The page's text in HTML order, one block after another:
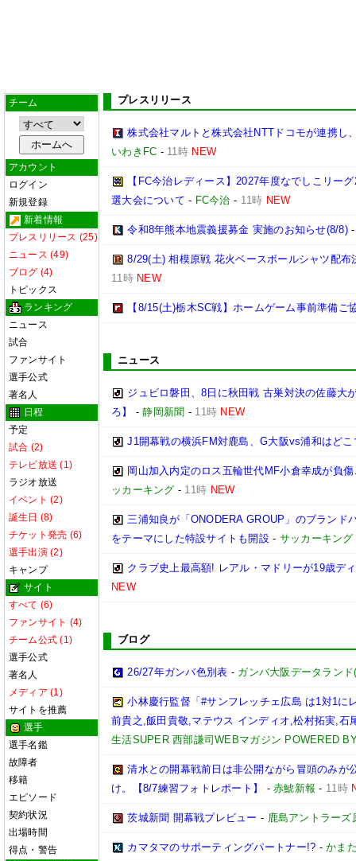
チーム
アカウント
ログイン
新規登録
新着情報
プレスリリース (25)
ニュース (49)
ブログ (4)
トピックス
ランキング
ニュース
試合
ファンサイト
選手公式
著名人
日程
予定
試合 (2)
テレビ放送 (1)
ラジオ放送
イベント (2)
誕生日 (8)
チケット発売 (6)
選手出演 (2)
キャンプ
サイト
すべて (6)
ファンサイト (4)
チーム公式 (1)
選手公式
著名人
メディア (1)
サイトを推薦
選手
選手名鑑
故障者
移籍
エピソード
契約状況
出場時間
得点・警告
プレスリリース
株式会社マルトと株式会社NTTドコモが連携し
いわきFC - 11時 NEW
【FC今治レディース】2027年度なでしこリー
選大会について - FC今治 - 11時 NEW
令和8年熊本地震義援募金 実施のお知らせ(8/8)
8/29(土) 相模原戦 花火ベースボールシャツ配
11時 NEW
【8/15(土)栃木SC戦】ホームゲーム事前準備ご
ニュース
ジュビロ磐田、8日に秋田戦 古巣対決の佐藤大
ろ】
-静岡新聞 - 11時 NEW
J1開幕戦の横浜FM対鹿島、G大阪vs浦和はど
岡山加入内定のロス五輪世代MF小倉幸成が負
ッカーキング - 11時 NEW
三浦知良が「ONODERA GROUP」のブランド
をテーマにした特設サイトも開設 - サッカーキング
クラブ史上最高額! レアル・マドリーが19歳デ
NEW
ブログ
26/27年ガンバ色別表 - ガンバ大阪データラン
小林慶行監督「#サンフレッチェ広島 は1対1に
前貴之,飯田貴敬,マテウス インディオ,松村拓実,石
生活SUPER 西部謙司WEBマガジン POWERED
清水との開幕戦前日は非公開ながら冒頭のみが
け。【8/7練習フォトレポート】
-赤鯱新報 - 11時
茨城新聞 開幕戦プレビュー - 鹿島アントラーズ
カマタマのサポーティングパートナー!? -かま